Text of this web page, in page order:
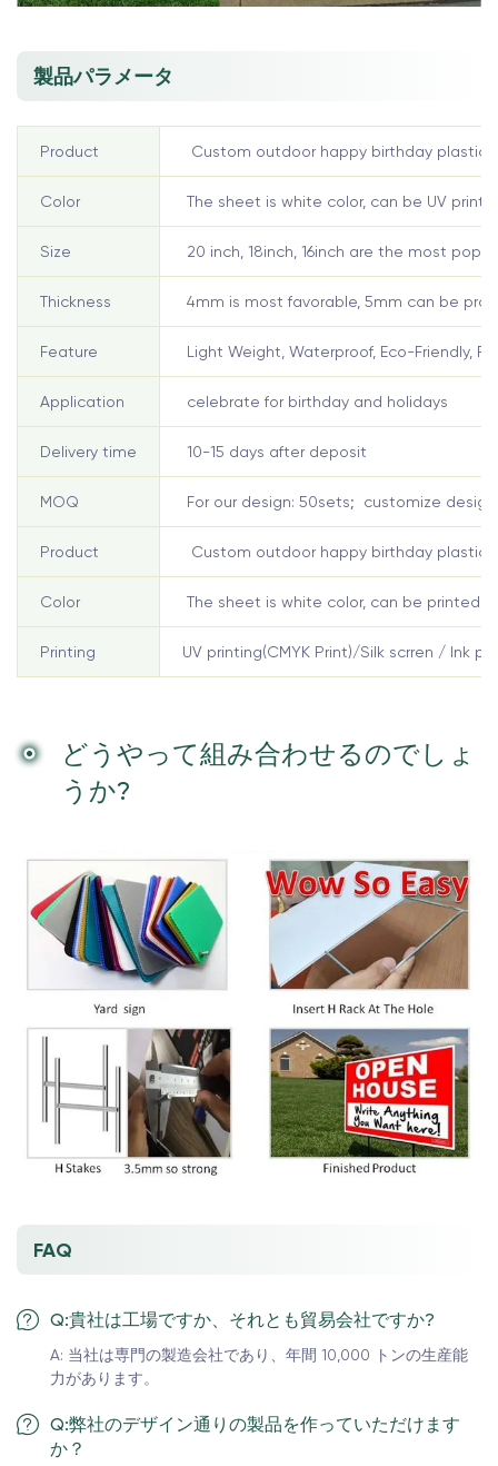
製品パラメータ
Product Custom outdoor happy birthday plastic
Color The sheet is white color, can be UV
Size 20 inch, 18inch, 16inch are the most
Thickness 4mm is most favorable, 5mm can be
Feature Light Weight, Waterproof, Eco-Friendly,
Application celebrate for birthday and holidays
Delivery time 10-15 days after deposit
MOQ For our design: 50sets; customize
Product Custom outdoor happy birthday plastic
Color The sheet is white color, can be printed
Printing UV printing(CMYK Print)/Silk scrren / Ink
どうやって組み合わせるのでしょ
うか?
FAQ
Q:貴社は工場ですか、それとも貿易会社ですか?
A: 当社は専門の製造会社であり、年間 10,000 トンの生産能
力があります。
Q:弊社のデザイン通りの製品を作っていただけます
か？